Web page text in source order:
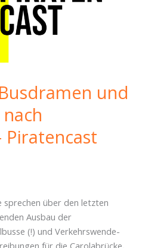
und
Piratencast
sprechen über den letzten
Ausbau der
(!) und Verkehrswende-
für die Carolabrücke,